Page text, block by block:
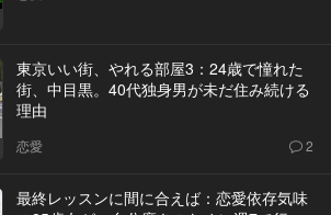
東京いい街、やれる部屋3：24歳で憧れた
街、中目黒。40代独身男が未だ住み続ける
理由
恋愛 2
最終レッスンに間に合えば：恋愛依存気味